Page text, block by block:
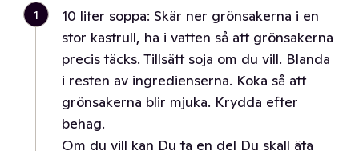
1
10 liter soppa: Skär ner grönsakerna i en
stor kastrull, ha i vatten så att grönsakerna
precis täcks. Tillsätt soja om du vill. Blanda
i resten av ingredienserna. Koka så att
grönsakerna blir mjuka. Krydda efter
behag.
Om du vill kan Du ta en del Du skall äta